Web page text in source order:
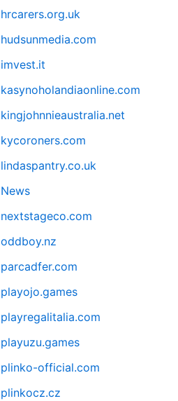
hrcarers.org.uk
hudsunmedia.com
imvest.it
kasynoholandiaonline.com
kingjohnnieaustralia.net
kycoroners.com
lindaspantry.co.uk
News
nextstageco.com
oddboy.nz
parcadfer.com
playojo.games
playregalitalia.com
playuzu.games
plinko-official.com
plinkocz.cz